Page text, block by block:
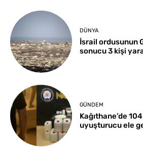
DÜNYA
İsrail ordusunun
sonucu 3 kişi
GÜNDEM
Kağıthane’de
uyuşturucu ele